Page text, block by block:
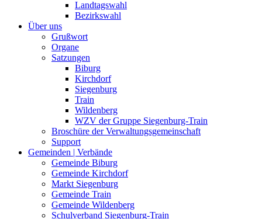
Landtagswahl
Bezirkswahl
Über uns
Grußwort
Organe
Satzungen
Biburg
Kirchdorf
Siegenburg
Train
Wildenberg
WZV der Gruppe Siegenburg-Train
Broschüre der Verwaltungsgemeinschaft
Support
Gemeinden | Verbände
Gemeinde Biburg
Gemeinde Kirchdorf
Markt Siegenburg
Gemeinde Train
Gemeinde Wildenberg
Schulverband Siegenburg-Train